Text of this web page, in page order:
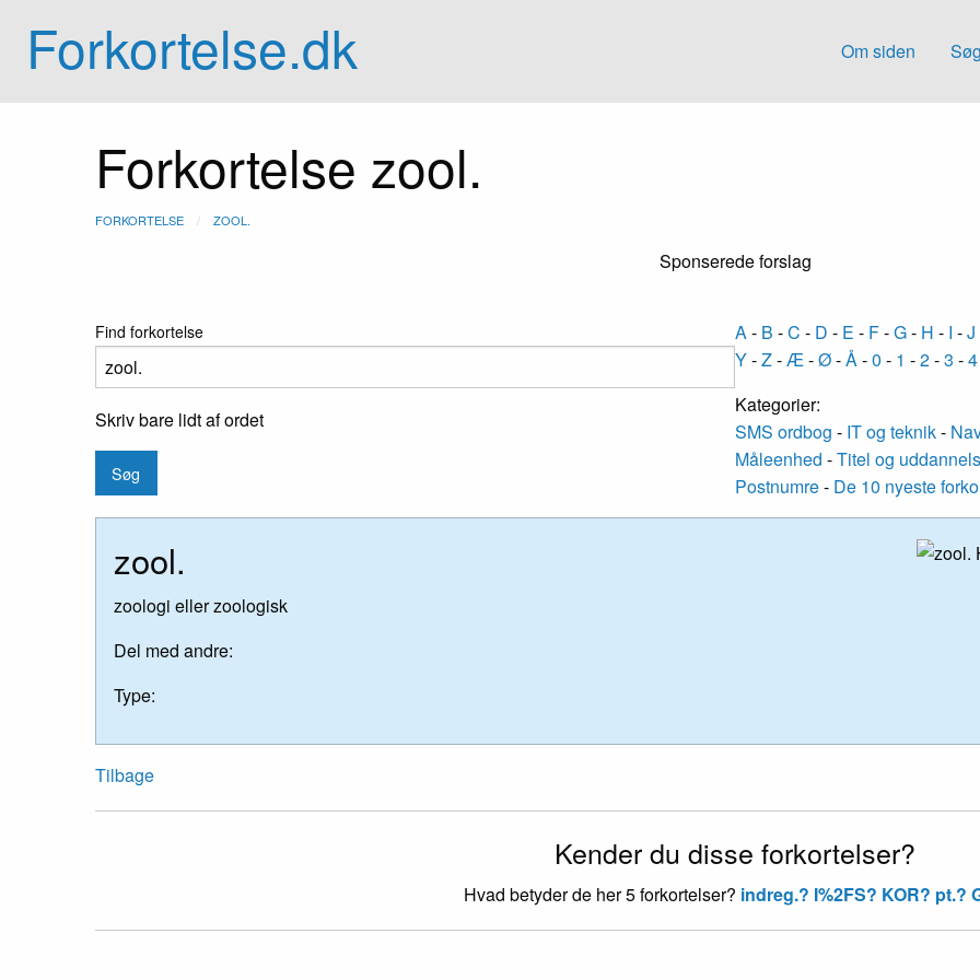
Forkortelse.dk Om siden
Forkortelse zool.
FORKORTELSE ZOOL.
Sponserede forslag
Find forkortelse
Skriv bare lidt af ordet
A- B -C - D - E - F-G- H - I -J
Y-Z-Æ-Ø-Å-0 - 1 -2-3 -4
Kategorier:
SMS ordbog - IT og teknik-
Måleenhed -Titel og
Postnumre- De 10 nyeste
zool.
zoologi eller zoologisk
Del med andre:
Type:
Tilbage
Kender du disse forkortelser?
Hvad betyder de her 5 forkortelser? indreg.? I%2FS? KOR? pt.?